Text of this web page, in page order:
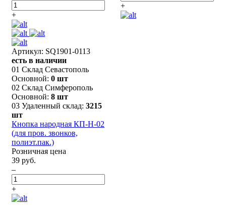
+
+
Артикул: SQ1901-0113
есть в наличии
01 Склад Севастополь
Основной: 0 шт
02 Склад Симферополь
Основной: 8 шт
03 Удаленный склад: 3215
шт
Кнопка народная КП-Н-02
(для пров. звонков,
полиэт.пак.)
Розничная цена
39 руб.
–
+